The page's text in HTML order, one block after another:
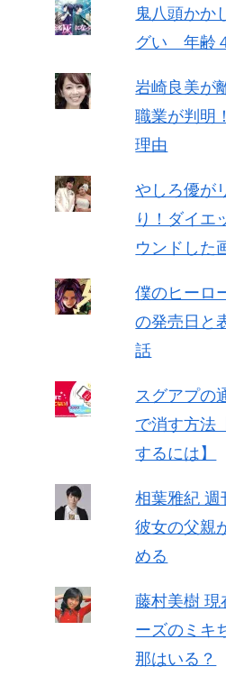
鬼八頭かか
グい 年齢
岩崎良美が
職業が判明
理由
やしろ優が
り！ダイエ
ウンドした
僕のヒーロ
の発売日と
話
スグアプの
で消す方法
するには】
相葉雅紀 週
彼女の父親
める
藤村美樹 現
ーズのミキ
那はいる？